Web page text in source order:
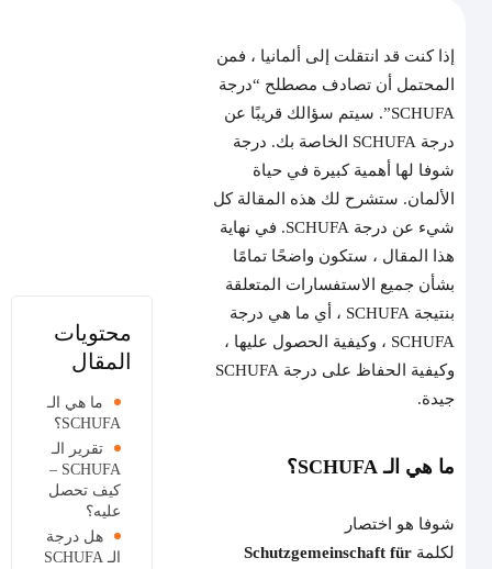
محتويات
المقال
ما هي الـ
SCHUFA؟
تقرير الـ
SCHUFA –
كيف تحصل
عليه؟
هل درجة
الـ SCHUFA
إذا كنت قد انتقلت إلى ألمانيا ، فمن
المحتمل أن تصادف مصطلح “درجة
SCHUFA”. سيتم سؤالك قريبًا عن
درجة SCHUFA الخاصة بك. درجة
شوفا لها أهمية كبيرة في حياة
الألمان. ستشرح لك هذه المقالة كل
شيء عن درجة SCHUFA. في نهاية
هذا المقال ، ستكون واضحًا تمامًا
بشأن جميع الاستفسارات المتعلقة
بنتيجة SCHUFA ، أي ما هي درجة
SCHUFA ، وكيفية الحصول عليها ،
وكيفية الحفاظ على درجة SCHUFA
جيدة.
ما هي الـ SCHUFA؟
شوفا هو اختصار
لكلمةSchutzgemeinschaft für